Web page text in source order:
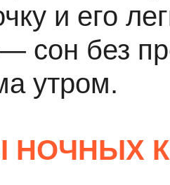
и его
сон без
утром.
НОЧНЫХ